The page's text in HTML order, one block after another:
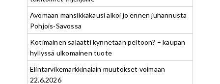
Avomaan mansikkakausi alkoi jo ennen juhannusta
Pohjois-Savossa
Kotimainen salaatti kynnetään peltoon? – kaupan
hyllyssä ulkomainen tuote
Elintarvikemarkkinalain muutokset voimaan
22.6.2026